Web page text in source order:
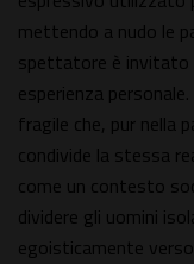
mettendo a nudo le
spettatore è invitato
esperienza
fragile che, pur nella
condivide la stessa
come un contesto
dividere gli uomini
egoisticamente